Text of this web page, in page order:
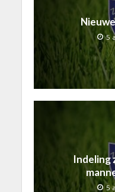
5
Indeling
5